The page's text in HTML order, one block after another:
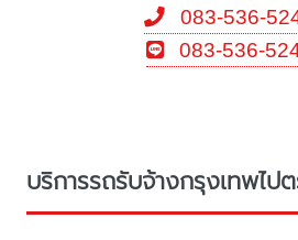
083-536-
083-536-
บริการรถรับจ้างกรุงเทพไป